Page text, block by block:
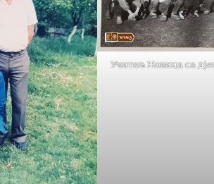
Учитељ Новица са